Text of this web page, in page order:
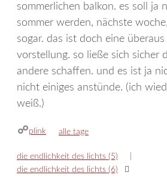
sommerlichen balkon. es soll ja
sommer werden, nächste
sogar. das ist doch eine
vorstellung. so ließe sich sicher
andere schaffen. und es ist ja
nicht einiges anstünde. (ich
weiß.)
plink kategorien
alle tage
die endlichkeit des lichts (5)
die endlichkeit des lichts (6)